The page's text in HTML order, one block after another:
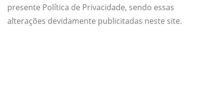
presente Política de Privacidade, sendo essas
alterações devidamente publicitadas neste site.